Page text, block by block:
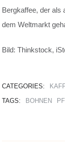
Bergkaffee, der als
dem Weltmarkt
Bild: Thinkstock,
CATEGORIES:
TAGS: BOHNEN